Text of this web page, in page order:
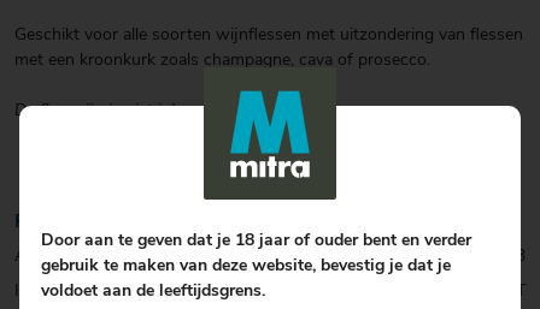
Geschikt voor alle soorten wijnflessen met uitzondering van flessen
met een kroonkurk zoals champagne, cava of prosecco.
De fles wijn is niet inbegrepen.
Productinformatie
Artikelcode:
0001066353
Inhoud:
1 ST
Door aan te geven dat je 18 jaar of ouder bent en verder
gebruik te maken van deze website, bevestig je dat je
voldoet aan de leeftijdsgrens.